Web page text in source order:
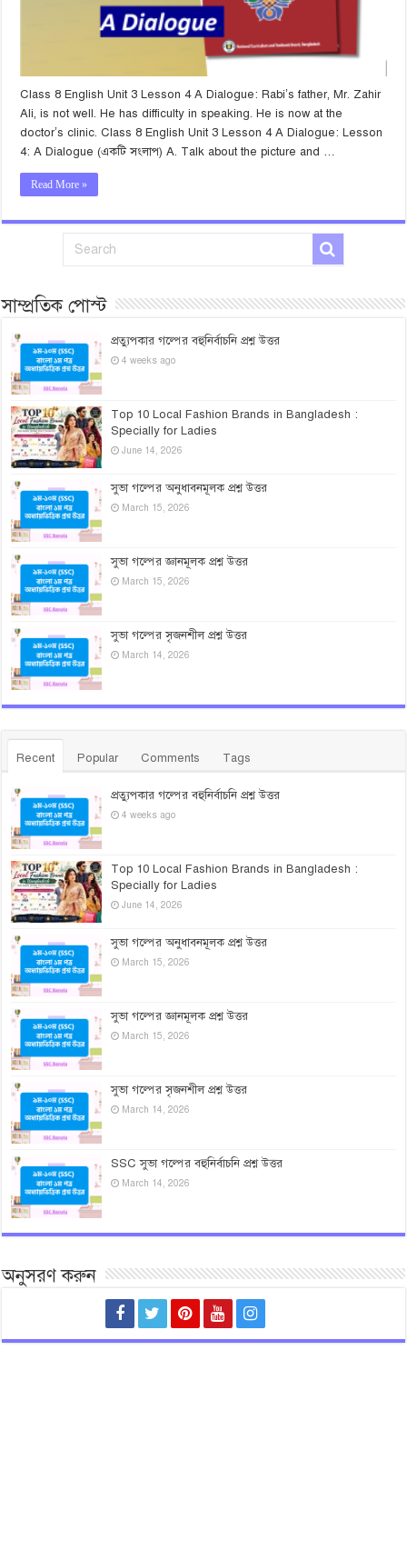
Class 8 English Unit 3 Lesson 4 A Dialogue: Rabi’s father, Mr. Zahir
Ali, is not well. He has difficulty in speaking. He is now at the
doctor’s clinic. Class 8 English Unit 3 Lesson 4 A Dialogue: Lesson
4: A Dialogue (একটি সংলাপ) A. Talk about the picture and …
Read More »
সাম্প্রতিক পোস্ট
প্রত্যুপকার গল্পের বহুনির্বাচনি প্রশ্ন উত্তর
4 weeks ago
Top 10 Local Fashion Brands in Bangladesh :
Specially for Ladies
June 14, 2026
সুভা গল্পের অনুধাবনমূলক প্রশ্ন উত্তর
March 15, 2026
সুভা গল্পের জ্ঞানমূলক প্রশ্ন উত্তর
March 15, 2026
সুভা গল্পের সৃজনশীল প্রশ্ন উত্তর
March 14, 2026
Recent Popular Comments Tags
প্রত্যুপকার গল্পের বহুনির্বাচনি প্রশ্ন উত্তর
4 weeks ago
Top 10 Local Fashion Brands in Bangladesh :
Specially for Ladies
June 14, 2026
সুভা গল্পের অনুধাবনমূলক প্রশ্ন উত্তর
March 15, 2026
সুভা গল্পের জ্ঞানমূলক প্রশ্ন উত্তর
March 15, 2026
সুভা গল্পের সৃজনশীল প্রশ্ন উত্তর
March 14, 2026
SSC সুভা গল্পের বহুনির্বাচনি প্রশ্ন উত্তর
March 14, 2026
অনুসরণ করুন